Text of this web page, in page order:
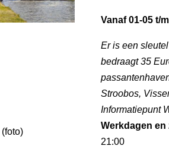
(foto)
Vanaf 01-05 t/
Er is een
bedraagt 35
Stroobos,
Informatiepunt
Werkdagen en
21:00